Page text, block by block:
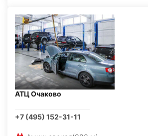
АТЦ Очаково
+7 (495) 152-31-11